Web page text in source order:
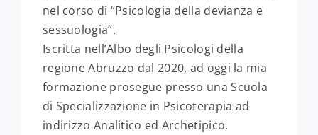
nel corso di “Psicologia della devianza e
sessuologia”.
Iscritta nell’Albo degli Psicologi della
regione Abruzzo dal 2020, ad oggi la mia
formazione prosegue presso una Scuola
di Specializzazione in Psicoterapia ad
indirizzo Analitico ed Archetipico.